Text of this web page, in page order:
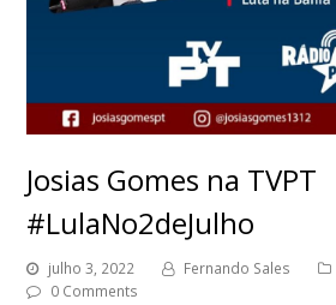
Josias Gomes na TVPT
#LulaNo2deJulho
julho 3, 2022 Fernando Sales
0 Comments